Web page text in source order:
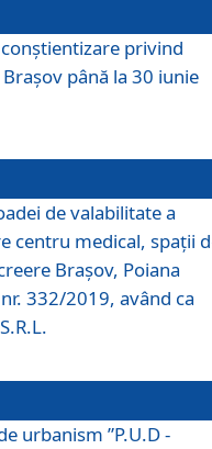
privind
până la 30 iunie
de valabilitate a
centru medical, spații
Brașov, Poiana
332/2019, având ca
urbanism ”P.U.D -